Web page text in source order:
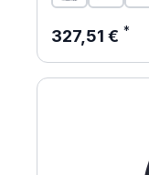
Regulärer
327,51 €